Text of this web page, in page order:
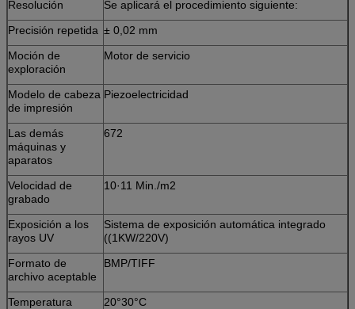
Resolución
Se aplicará el procedimiento siguiente:
Precisión repetida ± 0,02 mm
Moción de
exploración
Motor de servicio
Modelo de cabeza
de impresión
Piezoelectricidad
Las demás
máquinas y
aparatos
672
Velocidad de
grabado
10·11 Min./m2
Exposición a los
rayos UV
Sistema de exposición automática integrado
((1KW/220V)
Formato de
archivo aceptable
BMP/TIFF
Temperatura
20°30°C